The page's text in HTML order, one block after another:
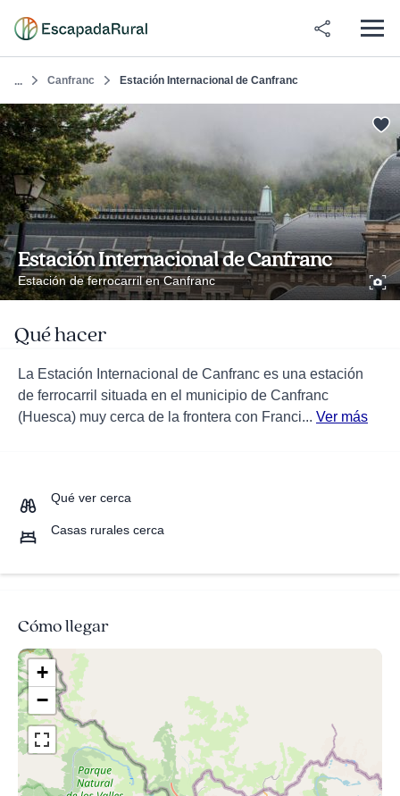
... Canfranc Estación Internacional de Canfranc
Estación Internacional de Canfranc
Estación de ferrocarril en Canfranc
Qué hacer
La Estación Internacional de Canfranc es una estación
de ferrocarril situada en el municipio de Canfranc
(Huesca) muy cerca de la frontera con Franci... Ver más
Qué ver cerca
Casas rurales cerca
Cómo llegar
+
−